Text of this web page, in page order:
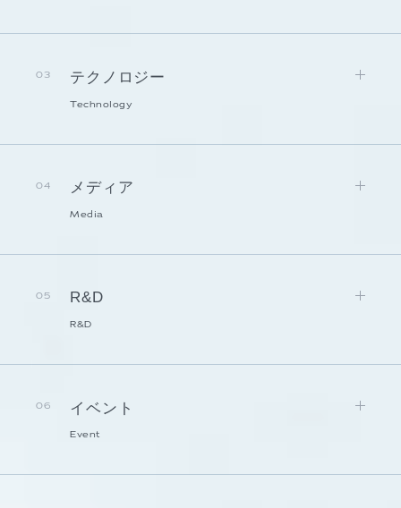
03 テクノロジー
Technology
04 メディア
Media
05 R&D
R&D
06 イベント
Event